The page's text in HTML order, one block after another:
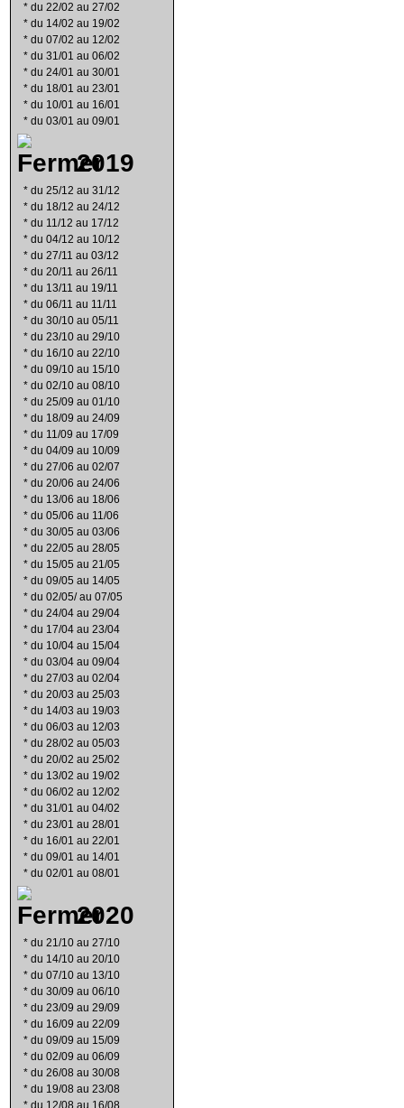
* du 22/02 au 27/02
* du 14/02 au 19/02
* du 07/02 au 12/02
* du 31/01 au 06/02
* du 24/01 au 30/01
* du 18/01 au 23/01
* du 10/01 au 16/01
* du 03/01 au 09/01
2019
* du 25/12 au 31/12
* du 18/12 au 24/12
* du 11/12 au 17/12
* du 04/12 au 10/12
* du 27/11 au 03/12
* du 20/11 au 26/11
* du 13/11 au 19/11
* du 06/11 au 11/11
* du 30/10 au 05/11
* du 23/10 au 29/10
* du 16/10 au 22/10
* du 09/10 au 15/10
* du 02/10 au 08/10
* du 25/09 au 01/10
* du 18/09 au 24/09
* du 11/09 au 17/09
* du 04/09 au 10/09
* du 27/06 au 02/07
* du 20/06 au 24/06
* du 13/06 au 18/06
* du 05/06 au 11/06
* du 30/05 au 03/06
* du 22/05 au 28/05
* du 15/05 au 21/05
* du 09/05 au 14/05
* du 02/05/ au 07/05
* du 24/04 au 29/04
* du 17/04 au 23/04
* du 10/04 au 15/04
* du 03/04 au 09/04
* du 27/03 au 02/04
* du 20/03 au 25/03
* du 14/03 au 19/03
* du 06/03 au 12/03
* du 28/02 au 05/03
* du 20/02 au 25/02
* du 13/02 au 19/02
* du 06/02 au 12/02
* du 31/01 au 04/02
* du 23/01 au 28/01
* du 16/01 au 22/01
* du 09/01 au 14/01
* du 02/01 au 08/01
2020
* du 21/10 au 27/10
* du 14/10 au 20/10
* du 07/10 au 13/10
* du 30/09 au 06/10
* du 23/09 au 29/09
* du 16/09 au 22/09
* du 09/09 au 15/09
* du 02/09 au 06/09
* du 26/08 au 30/08
* du 19/08 au 23/08
* du 12/08 au 16/08